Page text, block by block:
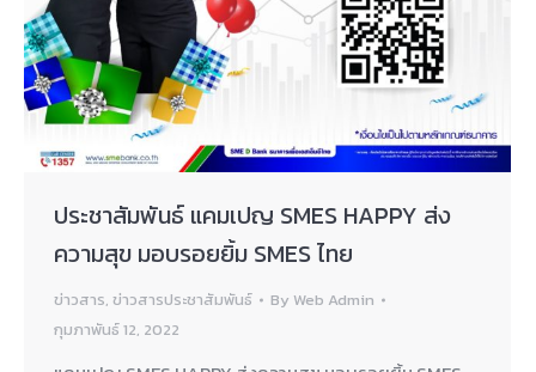
ประชาสัมพันธ์ แคมเปญ SMES HAPPY ส่ง
ความสุข มอบรอยยิ้ม SMES ไทย
ข่าวสาร, ข่าวสารประชาสัมพันธ์ By Web Admin
กุมภาพันธ์ 12, 2022